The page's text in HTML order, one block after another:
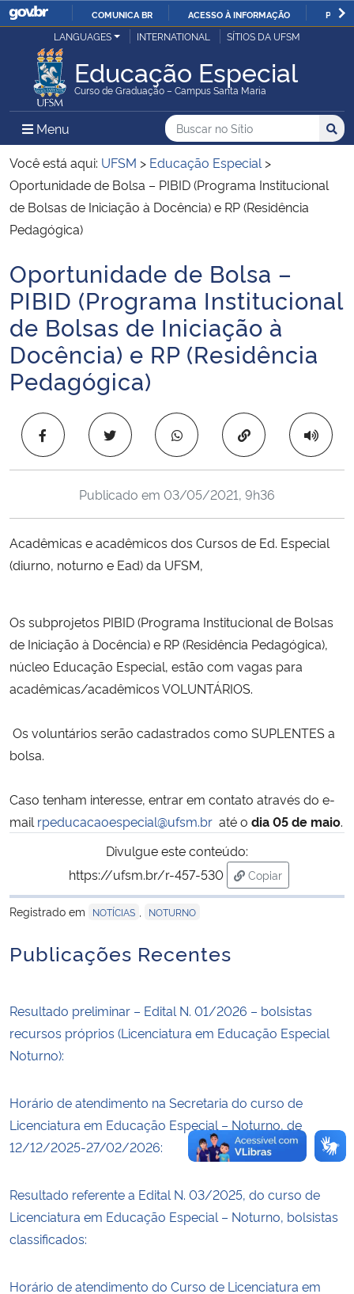
IR
O
COMUNICA BR ACESSO À INFORMAÇÃO
Ministério da Justiça e Segurança Pública
Ministério da Defesa
Ministério das Relações Exteriores
Ministério da Economia
Ministério da Infraestrutura
Ministério da Agricultura, Pecuária e Abastecimento
Ministério da Educação
Ministério da Cidadania
Ministério da Saúde
Ministério de Minas e Energia
Ministério da Ciência, Tecnologia, Inovações e Comunicações
Ministério do Meio Ambiente
Ministério do Desenvolvimento Regional
Controladoria-Geral da União
Gabinete de Segurança Institucional
Advocacia-Geral da União
Banco Central do Brasil
Planalto
LANGUAGES INTERNATIONAL SÍTIOS DA UFSM
Educação Especial
Curso de Graduação – Campus Santa Maria
Menu Menu Principal do Sítio
Busca
Buscar no no Sítio
Busca:
Você está aqui: UFSM > Educação Especial >
Oportunidade de Bolsa – PIBID (Programa Institucional
de Bolsas de Iniciação à Docência) e RP (Residência
Pedagógica)
Início do conteúdo
Oportunidade de Bolsa –
PIBID (Programa Institucional
de Bolsas de Iniciação à
Docência) e RP (Residência
Pedagógica)
Copiar para área
Publicado em 03/05/2021, 9h36
Acadêmicas e acadêmicos dos Cursos de Ed. Especial
(diurno, noturno e Ead) da UFSM,
Os subprojetos PIBID (Programa Institucional de Bolsas
de Iniciação à Docência) e RP (Residência Pedagógica),
núcleo Educação Especial, estão com vagas para
acadêmicas/acadêmicos VOLUNTÁRIOS.
Os voluntários serão cadastrados como SUPLENTES a
bolsa.
Caso tenham interesse, entrar em contato através do e-
mail rpeducacaoespecial@ufsm.br até o dia 05 de maio.
Divulgue este conteúdo:
https://ufsm.br/r-457-530
Copiar
para área de
Registrado em
NOTÍCIAS NOTURNO
Publicações Recentes
Resultado preliminar – Edital N. 01/2026 – bolsistas
recursos próprios (Licenciatura em Educação Especial
Noturno):
Horário de atendimento na Secretaria do curso de
Licenciatura em Educação Especial – Noturno, de
12/12/2025-27/02/2026:
Resultado referente a Edital N. 03/2025, do curso de
Licenciatura em Educação Especial – Noturno, bolsistas
classificados:
Horário de atendimento do Curso de Licenciatura em